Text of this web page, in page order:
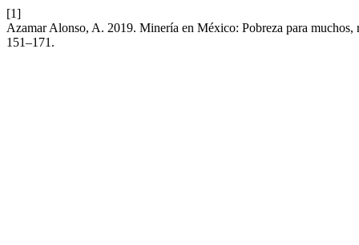
[1]
Azamar Alonso, A. 2019. Minería en México: Pobreza para muchos,
151–171.